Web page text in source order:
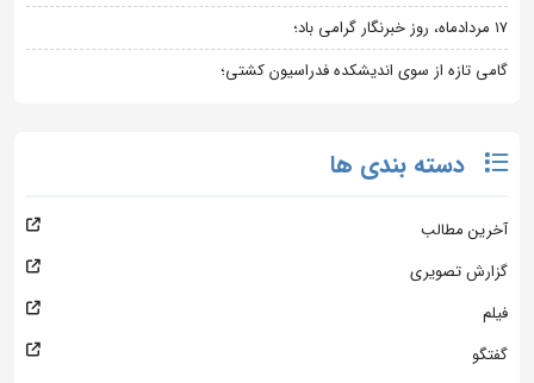
۱۷ مردادماه، روز خبرنگار گرامی باد؛
گامی تازه از سوی اندیشکده فدراسیون کشتی؛
دسته بندی ها
آخرین مطالب
گزارش تصویری
فیلم
گفتگو